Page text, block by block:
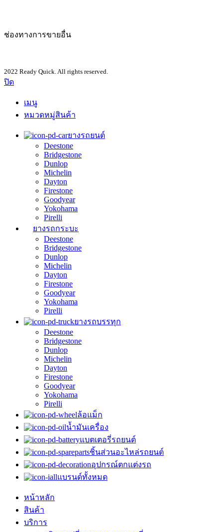
ช่องทางการขายอื่น
2022 Ready Quick. All rights reserved.
ปิด
เมนู
หมวดหมู่สินค้า
ยางรถยนต์
Deestone
Bridgestone
Dunlop
Michelin
Dayton
Firestone
Goodyear
Yokohama
Pirelli
ยางรถกระบะ
Deestone
Bridgestone
Dunlop
Michelin
Dayton
Firestone
Goodyear
Yokohama
Pirelli
ยางรถบรรทุก
Deestone
Bridgestone
Dunlop
Michelin
Dayton
Firestone
Goodyear
Yokohama
Pirelli
ล้อแม็ก
น้ำมันเครื่อง
แบตเตอรี่รถยนต์
ชิ้นส่วนอะไหล่รถยนต์
อุปกรณ์ตกแต่งรถ
แบรนด์ทั้งหมด
หน้าหลัก
สินค้า
บริการ